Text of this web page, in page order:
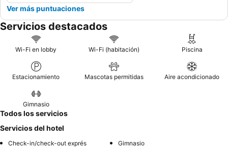
Ver más puntuaciones
Servicios destacados
Wi-Fi en lobby Wi-Fi (habitación) Piscina
Estacionamiento Mascotas permitidas Aire acondicionado
Gimnasio
Todos los servicios
Servicios del hotel
Check-in/check-out exprés Gimnasio